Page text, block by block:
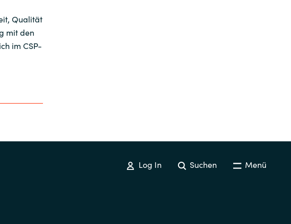
Qualität
mit den
im CSP-
Log In Suchen Menü